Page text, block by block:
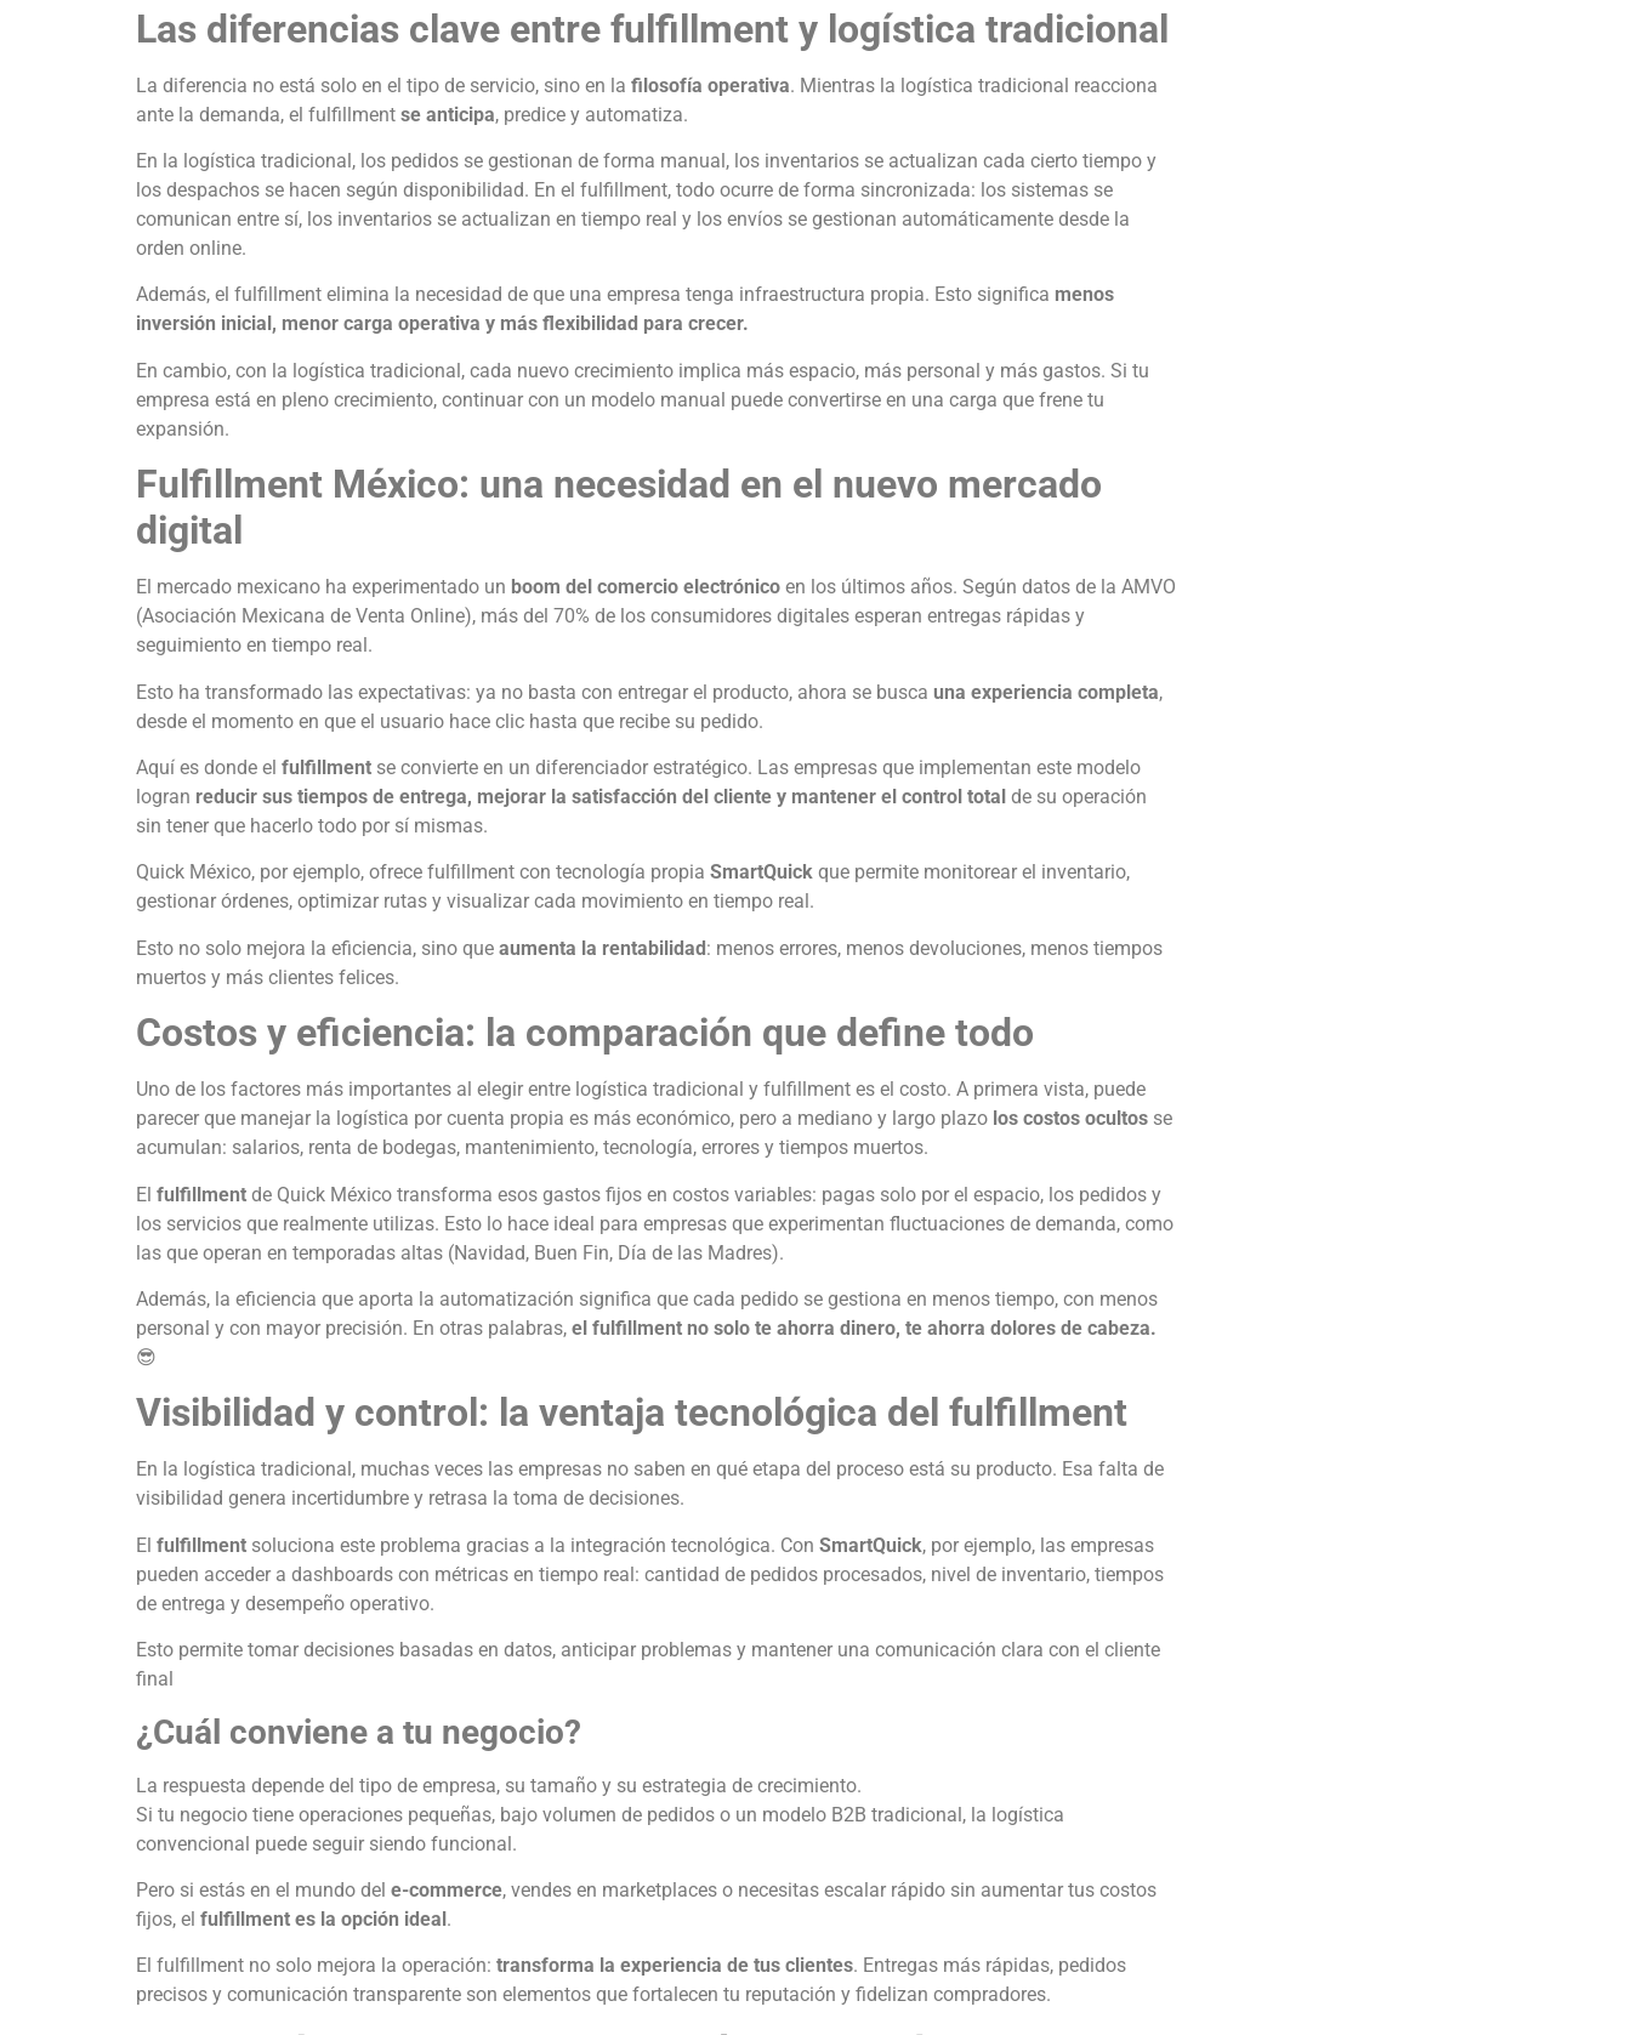
Las diferencias clave entre fulfillment y logística tradicional
La diferencia no está solo en el tipo de servicio, sino en la filosofía operativa. Mientras la logística tradicional reacciona
ante la demanda, el fulfillment se anticipa, predice y automatiza.
En la logística tradicional, los pedidos se gestionan de forma manual, los inventarios se actualizan cada cierto tiempo y
los despachos se hacen según disponibilidad. En el fulfillment, todo ocurre de forma sincronizada: los sistemas se
comunican entre sí, los inventarios se actualizan en tiempo real y los envíos se gestionan automáticamente desde la
orden online.
Además, el fulfillment elimina la necesidad de que una empresa tenga infraestructura propia. Esto significa menos
inversión inicial, menor carga operativa y más flexibilidad para crecer.
En cambio, con la logística tradicional, cada nuevo crecimiento implica más espacio, más personal y más gastos. Si tu
empresa está en pleno crecimiento, continuar con un modelo manual puede convertirse en una carga que frene tu
expansión.
Fulfillment México: una necesidad en el nuevo mercado
digital
El mercado mexicano ha experimentado un boom del comercio electrónico en los últimos años. Según datos de la AMVO
(Asociación Mexicana de Venta Online), más del 70% de los consumidores digitales esperan entregas rápidas y
seguimiento en tiempo real.
Esto ha transformado las expectativas: ya no basta con entregar el producto, ahora se busca una experiencia completa,
desde el momento en que el usuario hace clic hasta que recibe su pedido.
Aquí es donde el fulfillment se convierte en un diferenciador estratégico. Las empresas que implementan este modelo
logran reducir sus tiempos de entrega, mejorar la satisfacción del cliente y mantener el control total de su operación
sin tener que hacerlo todo por sí mismas.
Quick México, por ejemplo, ofrece fulfillment con tecnología propia SmartQuick que permite monitorear el inventario,
gestionar órdenes, optimizar rutas y visualizar cada movimiento en tiempo real.
Esto no solo mejora la eficiencia, sino que aumenta la rentabilidad: menos errores, menos devoluciones, menos tiempos
muertos y más clientes felices.
Costos y eficiencia: la comparación que define todo
Uno de los factores más importantes al elegir entre logística tradicional y fulfillment es el costo. A primera vista, puede
parecer que manejar la logística por cuenta propia es más económico, pero a mediano y largo plazo los costos ocultos se
acumulan: salarios, renta de bodegas, mantenimiento, tecnología, errores y tiempos muertos.
El fulfillment de Quick México transforma esos gastos fijos en costos variables: pagas solo por el espacio, los pedidos y
los servicios que realmente utilizas. Esto lo hace ideal para empresas que experimentan fluctuaciones de demanda, como
las que operan en temporadas altas (Navidad, Buen Fin, Día de las Madres).
Además, la eficiencia que aporta la automatización significa que cada pedido se gestiona en menos tiempo, con menos
personal y con mayor precisión. En otras palabras, el fulfillment no solo te ahorra dinero, te ahorra dolores de cabeza.
😎
Visibilidad y control: la ventaja tecnológica del fulfillment
En la logística tradicional, muchas veces las empresas no saben en qué etapa del proceso está su producto. Esa falta de
visibilidad genera incertidumbre y retrasa la toma de decisiones.
El fulfillment soluciona este problema gracias a la integración tecnológica. Con SmartQuick, por ejemplo, las empresas
pueden acceder a dashboards con métricas en tiempo real: cantidad de pedidos procesados, nivel de inventario, tiempos
de entrega y desempeño operativo.
Esto permite tomar decisiones basadas en datos, anticipar problemas y mantener una comunicación clara con el cliente
final
¿Cuál conviene a tu negocio?
La respuesta depende del tipo de empresa, su tamaño y su estrategia de crecimiento.
Si tu negocio tiene operaciones pequeñas, bajo volumen de pedidos o un modelo B2B tradicional, la logística
convencional puede seguir siendo funcional.
Pero si estás en el mundo del e-commerce, vendes en marketplaces o necesitas escalar rápido sin aumentar tus costos
fijos, el fulfillment es la opción ideal.
El fulfillment no solo mejora la operación: transforma la experiencia de tus clientes. Entregas más rápidas, pedidos
precisos y comunicación transparente son elementos que fortalecen tu reputación y fidelizan compradores.